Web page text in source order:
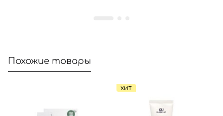
Похожие товары
ХИТ
Войти с помощью e-mail